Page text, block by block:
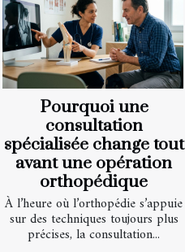
Pourquoi une
consultation
spécialisée change tout
avant une opération
orthopédique
À l’heure où l’orthopédie s’appuie
sur des techniques toujours plus
précises, la consultation...